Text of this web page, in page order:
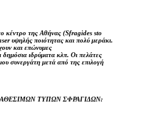
κέντρο της Αθήνας (Sfragides sto
υψηλής ποιότητας και πολύ μεράκι.
και επώνυμες
δημόσια ιδρύματα κλπ. Οι πελάτες
συνεργάτη μετά από της επιλογή
ΤΥΠΩΝ ΣΦΡΑΓΙΔΩΝ: